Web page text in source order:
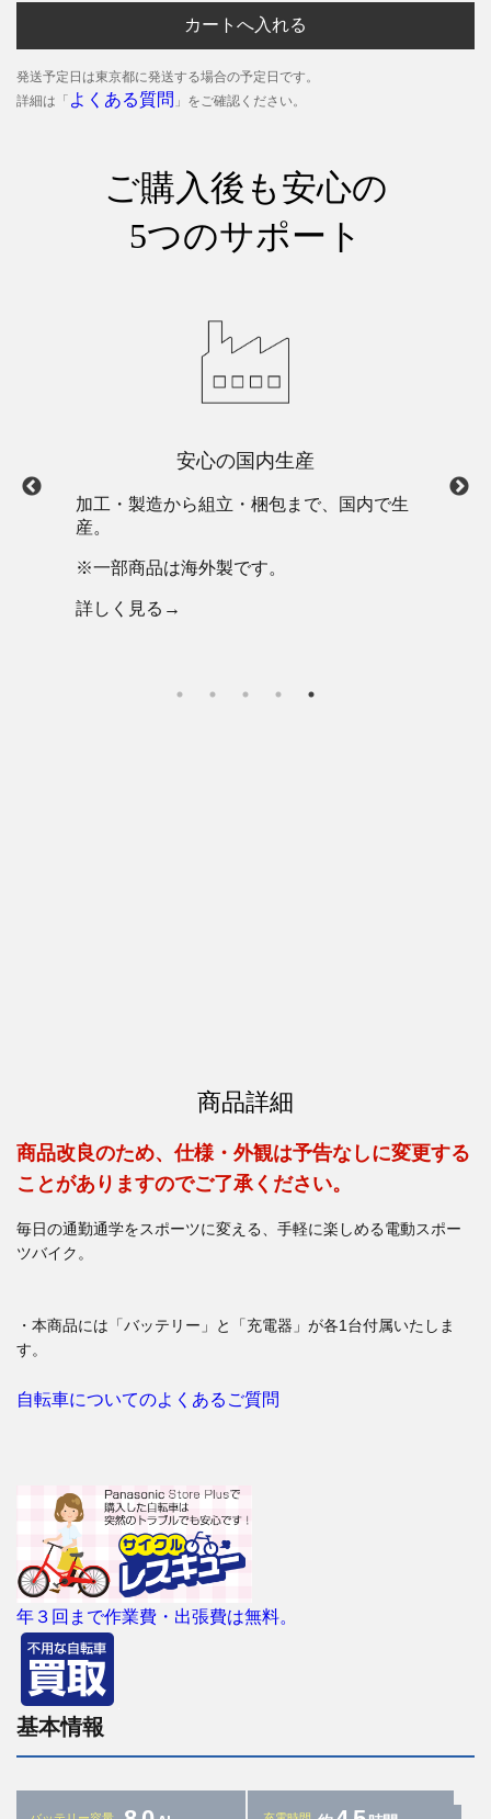
カートへ入れる
発送予定日は東京都に発送する場合の予定日です。
詳細は「 よくある質問 」をご確認ください。
商品詳細
商品改良のため、仕様・外観は予告なしに変更する
ことがありますのでご了承ください。
毎日の通勤通学をスポーツに変える、手軽に楽しめる電動スポー
ツバイク。
・本商品には「バッテリー」と「充電器」が各1台付属いたしま
す。
自転車についてのよくあるご質問
年３回まで作業費・出張費は無料。
基本情報